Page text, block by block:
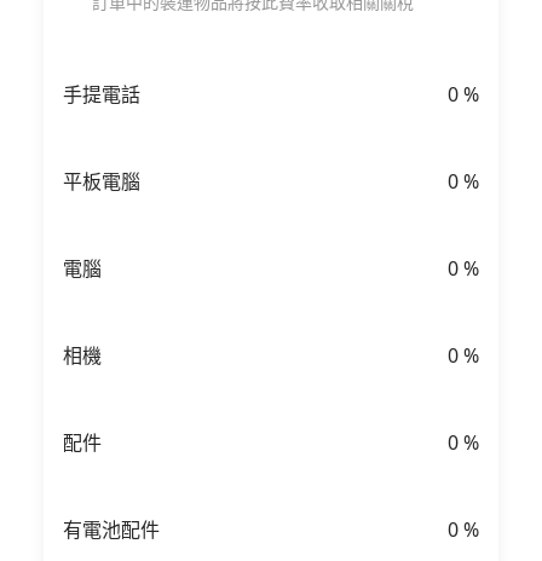
手提電話 0%
平板電腦 0%
電腦 0%
相機 0%
配件 0%
有電池配件 0%